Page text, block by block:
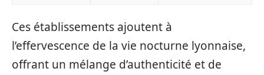
Ces établissements ajoutent à
l’effervescence de la vie nocturne lyonnaise,
offrant un mélange d’authenticité et de